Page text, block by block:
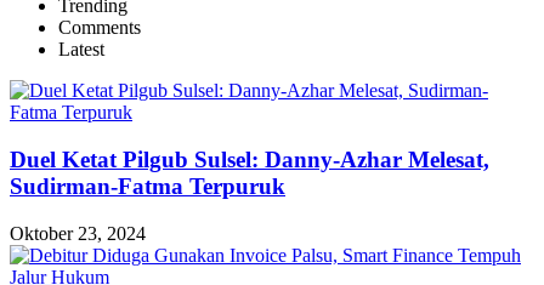
Trending
Comments
Latest
Duel Ketat Pilgub Sulsel: Danny-Azhar Melesat,
Sudirman-Fatma Terpuruk
Oktober 23, 2024